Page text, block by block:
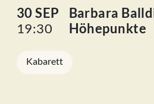
30 SEP
19:30
Barbara
Höhepunkte
Kabarett